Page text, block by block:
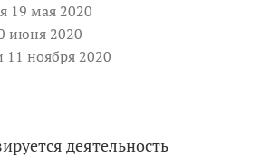
19 мая 2020
июня 2020
ноября 2020
деятельность